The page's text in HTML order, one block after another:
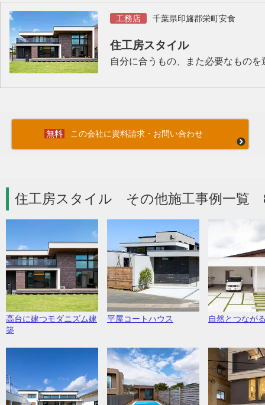
工務店 千葉県印旛郡栄町安食
住工房スタイル
自分に合うもの、また必要なもの
この会社に資料請求・お問い合わせ
住工房スタイル その他施工事例一覧
高台に建つモダニズム建
築
平屋コートハウス 自然とつなが